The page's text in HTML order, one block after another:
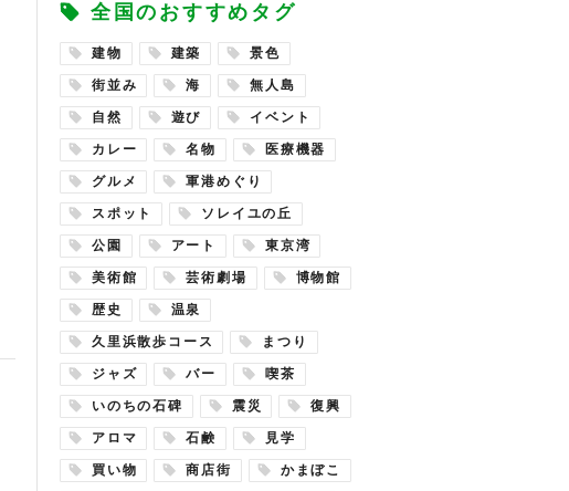
全国のおすすめタグ
建物 建築 景色
街並み 海 無人島
自然 遊び イベント
カレー 名物 医療機器
グルメ 軍港めぐり
スポット ソレイユの丘
公園 アート 東京湾
美術館 芸術劇場 博物館
歴史 温泉
久里浜散歩コース まつり
ジャズ バー 喫茶
いのちの石碑 震災 復興
アロマ 石鹸 見学
買い物 商店街 かまぼこ